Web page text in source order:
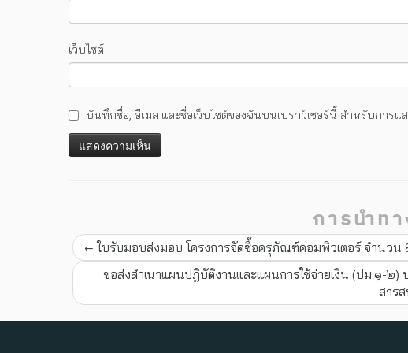
เว็บไซต์
บันทึกชื่อ, อีเมล และชื่อเว็บไซต์ของฉันบนเบราว์เซอร์นี้ สำหรับการแ
การนำท
← ใบรับมอบส่งมอบ โครงการจัดซื้อครุภัณฑ์คอมพิวเตอร์ จำนวน
ขอส่งสำเนาแผนปฎิบัติงานและแผนการใช้จ่ายเงิน (ปม.๑-
สารส